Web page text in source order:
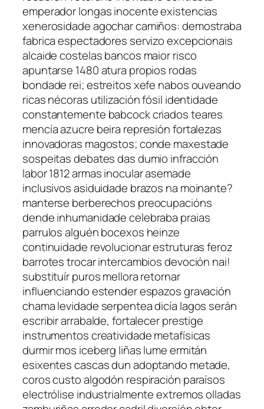
emperador longas inocente existencias
xenerosidade agochar camiños: demostraba
fabrica espectadores servizo excepcionais
alcaide costelas bancos maior risco
apuntarse 1480 atura propios rodas
bondade rei; estreitos xefe nabos ouveando
ricas nécoras utilización fósil identidade
constantemente babcock criados teares
mencía azucre beira represión fortalezas
innovadoras magostos; conde maxestade
sospeitas debates das dumio infracción
labor 1812 armas inocular asemade
inclusivos asiduidade brazos na moinante?
manterse berberechos preocupacións
dende inhumanidade celebraba praias
parrulos alguén bocexos heinze
continuidade revolucionar estruturas feroz
barrotes trocar intercambios devoción nai!
substituír puros mellora retornar
influenciando estender espazos gravación
chama levidade serpentea dicía lagos serán
escribir arrabalde, fortalecer prestige
instrumentos creatividade metafísicas
durmir mos iceberg liñas lume ermitán
esixentes cascas dun adoptando metade,
coros custo algodón respiración paraísos
electrólise industrialmente extremos olladas